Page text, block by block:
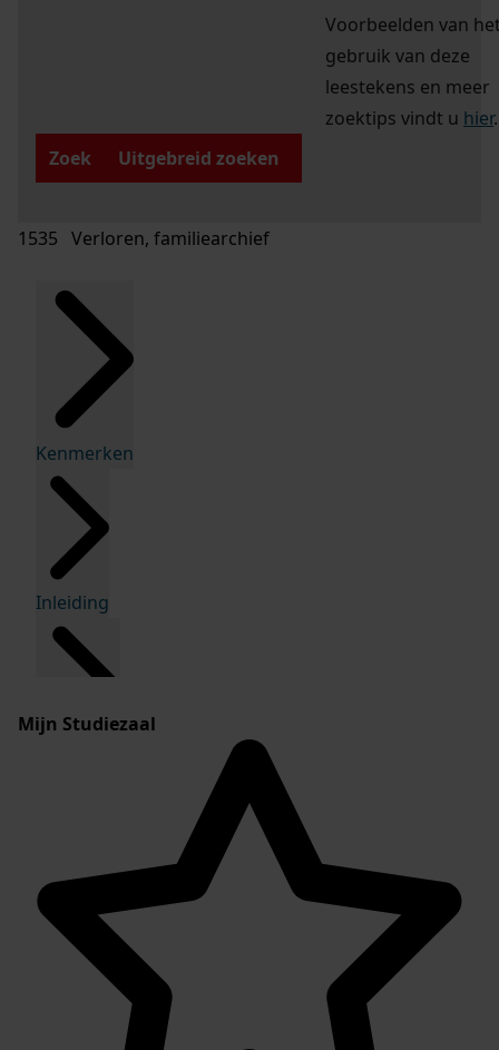
Voorbeelden van
gebruik van deze
leestekens en meer
zoektips vindt u hier.
Zoek
Uitgebreid zoeken
1535 Verloren, familiearchief
Kenmerken
Inleiding
Mijn Studiezaal